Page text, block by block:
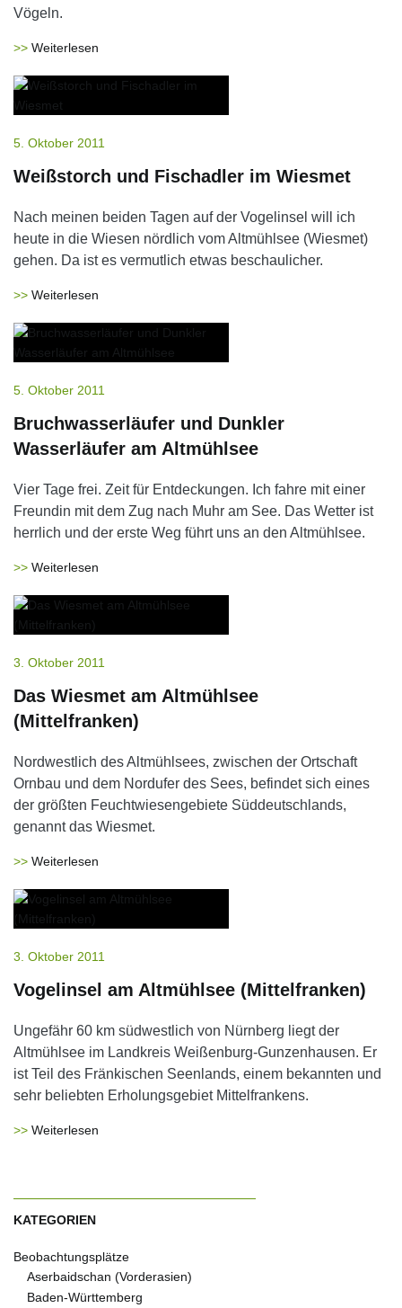
Vögeln.
Weiterlesen
5. Oktober 2011
Weißstorch und Fischadler im Wiesmet
Nach meinen beiden Tagen auf der Vogelinsel will ich
heute in die Wiesen nördlich vom Altmühlsee (Wiesmet)
gehen. Da ist es vermutlich etwas beschaulicher.
Weiterlesen
5. Oktober 2011
Bruchwasserläufer und Dunkler
Wasserläufer am Altmühlsee
Vier Tage frei. Zeit für Entdeckungen. Ich fahre mit einer
Freundin mit dem Zug nach Muhr am See. Das Wetter ist
herrlich und der erste Weg führt uns an den Altmühlsee.
Weiterlesen
3. Oktober 2011
Das Wiesmet am Altmühlsee
(Mittelfranken)
Nordwestlich des Altmühlsees, zwischen der Ortschaft
Ornbau und dem Nordufer des Sees, befindet sich eines
der größten Feuchtwiesengebiete Süddeutschlands,
genannt das Wiesmet.
Weiterlesen
3. Oktober 2011
Vogelinsel am Altmühlsee (Mittelfranken)
Ungefähr 60 km südwestlich von Nürnberg liegt der
Altmühlsee im Landkreis Weißenburg-Gunzenhausen. Er
ist Teil des Fränkischen Seenlands, einem bekannten und
sehr beliebten Erholungsgebiet Mittelfrankens.
Weiterlesen
KATEGORIEN
Beobachtungsplätze
Aserbaidschan (Vorderasien)
Baden-Württemberg